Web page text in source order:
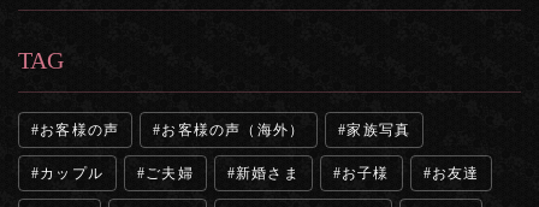
TAG
お客様の声 お客様の声（海外） 家族写真
カップル ご夫婦 新婚さま お子様 お友達